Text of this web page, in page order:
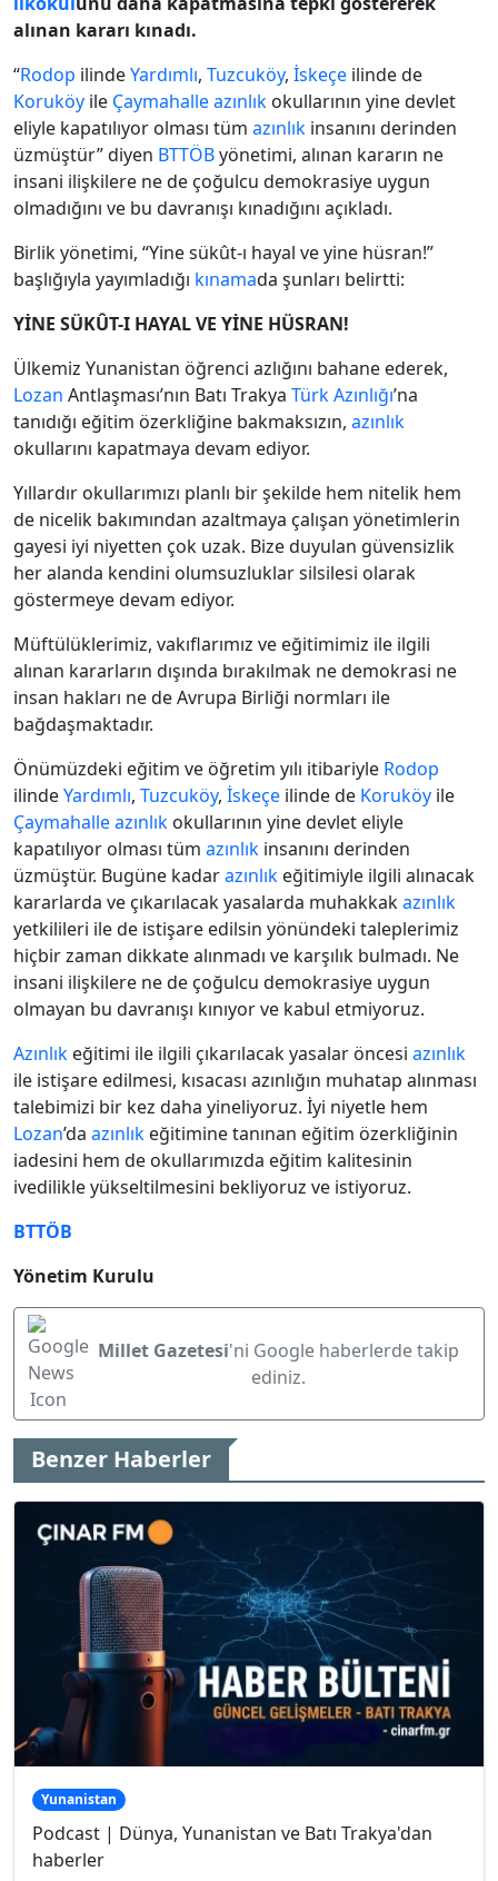
alınan kararı kınadı.
“Rodop ilindeYardımlı, Tuzcuköy, İskeçe ilinde de
Koruköy ile Çaymahalleazınlık okullarının yine devlet
eliyle kapatılıyor olması tüm azınlık insanını derinden
üzmüştür” diyen BTTÖByönetimi, alınan kararın ne
insani ilişkilere ne de çoğulcu demokrasiye uygun
olmadığını ve bu davranışı kınadığını açıkladı.
Birlik yönetimi, “Yine sükût-ı hayal ve yine hüsran!”
başlığıyla yayımladığı kınamada şunları belirtti:
YİNE SÜKÛT-I HAYAL VE YİNE HÜSRAN!
Ülkemiz Yunanistan öğrenci azlığını bahane ederek,
Lozan Antlaşması’nın Batı Trakya Türk Azınlığı’na
tanıdığı eğitim özerkliğine bakmaksızın, azınlık
okullarını kapatmaya devam ediyor.
Yıllardır okullarımızı planlı bir şekilde hem nitelik hem
de nicelik bakımından azaltmaya çalışan yönetimlerin
gayesi iyi niyetten çok uzak. Bize duyulan güvensizlik
her alanda kendini olumsuzluklar silsilesi olarak
göstermeye devam ediyor.
Müftülüklerimiz, vakıflarımız ve eğitimimiz ile ilgili
alınan kararların dışında bırakılmak ne demokrasi ne
insan hakları ne de Avrupa Birliği normları ile
bağdaşmaktadır.
Önümüzdeki eğitim ve öğretim yılı itibariyle Rodop
ilindeYardımlı, Tuzcuköy, İskeçe ilinde de Koruköy ile
Çaymahalleazınlık okullarının yine devlet eliyle
kapatılıyor olması tüm azınlık insanını derinden
üzmüştür. Bugüne kadarazınlık eğitimiyle ilgili alınacak
kararlarda ve çıkarılacak yasalarda muhakkakazınlık
yetkilileri ile de istişare edilsin yönündeki taleplerimiz
hiçbir zaman dikkate alınmadı ve karşılık bulmadı. Ne
insani ilişkilere ne de çoğulcu demokrasiye uygun
olmayan bu davranışı kınıyor ve kabul etmiyoruz.
Azınlık eğitimi ile ilgili çıkarılacak yasalar öncesi azınlık
ile istişare edilmesi, kısacası azınlığın muhatap alınması
talebimizi bir kez daha yineliyoruz. İyi niyetle hem
Lozan’da azınlık eğitimine tanınan eğitim özerkliğinin
iadesini hem de okullarımızda eğitim kalitesinin
ivedilikle yükseltilmesini bekliyoruz ve istiyoruz.
BTTÖB
Yönetim Kurulu
Millet Gazetesi'ni Google haberlerde takip
ediniz.
Benzer Haberler
Yunanistan
Podcast | Dünya, Yunanistan ve Batı Trakya'dan
haberler